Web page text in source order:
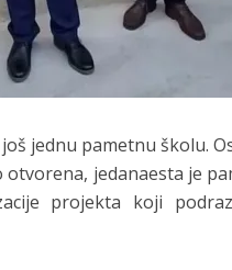
jednu pametnu školu.
otvorena, jedanaesta je
projekta koji